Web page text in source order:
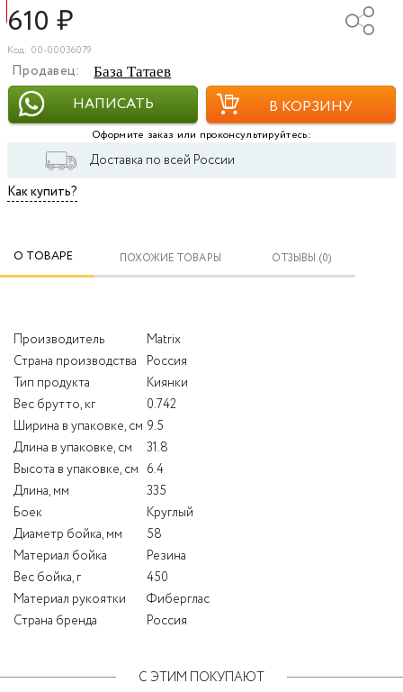
610 ₽
Код: 00-00036079
Продавец: База Татаев
НАПИСАТЬ В КОРЗИНУ
Оформите заказ или проконсультируйтесь:
Доставка по всей России
Как купить?
О ТОВАРЕ ПОХОЖИЕ ТОВАРЫ ОТЗЫВЫ (0)
Производитель
Matrix
Страна производства
Россия
Тип продукта
Киянки
Вес брутто, кг
0.742
Ширина в упаковке, см 9.5
Длина в упаковке, см
31.8
Высота в упаковке, см 6.4
Длина, мм
335
Боек
Круглый
Диаметр бойка, мм
58
Материал бойка
Резина
Вес бойка, г
450
Материал рукоятки
Фиберглас
Страна бренда
Россия
С ЭТИМ ПОКУПАЮТ